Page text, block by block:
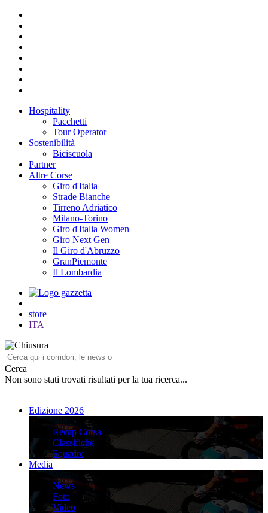
Hospitality
Pacchetti
Tour Operator
Sostenibilità
Biciscuola
Partner
Altre Corse
Giro d'Italia
Strade Bianche
Tirreno Adriatico
Milano-Torino
Giro d'Italia Women
Giro Next Gen
Il Giro d'Abruzzo
GranPiemonte
Il Lombardia
store
ITA
Cerca
Non sono stati trovati risultati per la tua ricerca...
Edizione 2026
Edizione 2026
Recap Corsa
Classifiche
Squadre
Media
Media
News
Foto
Video